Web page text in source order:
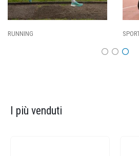
SPORT PARALIMPICI
I più venduti